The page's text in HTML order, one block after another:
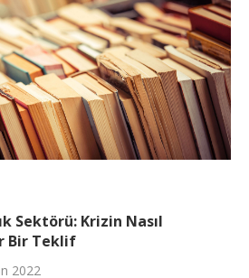
Sektörü: Krizin Nasıl
Bir Teklif
2022